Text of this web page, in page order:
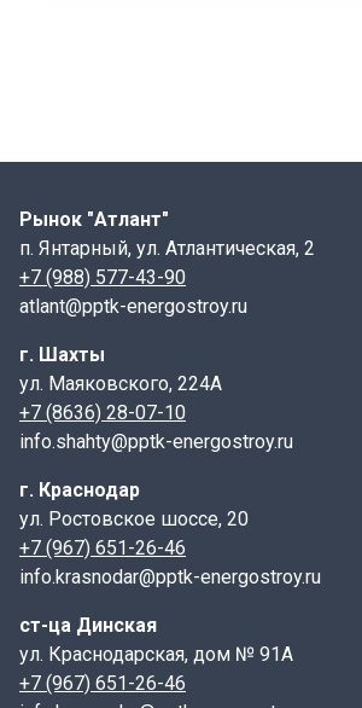
Рынок "Атлант"
п. Янтарный, ул. Атлантическая, 2
+7 (988) 577-43-90
atlant@pptk-energostroy.ru
г. Шахты
ул. Маяковского, 224А
+7 (8636) 28-07-10
info.shahty@pptk-energostroy.ru
г. Краснодар
ул. Ростовское шоссе, 20
+7 (967) 651-26-46
info.krasnodar@pptk-energostroy.ru
ст-ца Динская
ул. Краснодарская, дом № 91А
+7 (967) 651-26-46